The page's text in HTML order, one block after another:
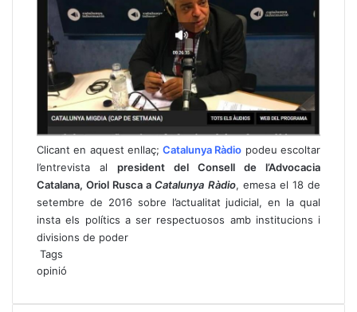
Clicant en aquest enllaç;Catalunya Ràdio podeu escoltar
l’entrevista al president del Consell de l’Advocacia
Catalana, Oriol Rusca a Catalunya Ràdio, emesa el 18 de
setembre de 2016 sobre l’actualitat judicial, en la qual
insta els polítics a ser respectuosos amb institucions i
divisions de poder
Tags
opinió